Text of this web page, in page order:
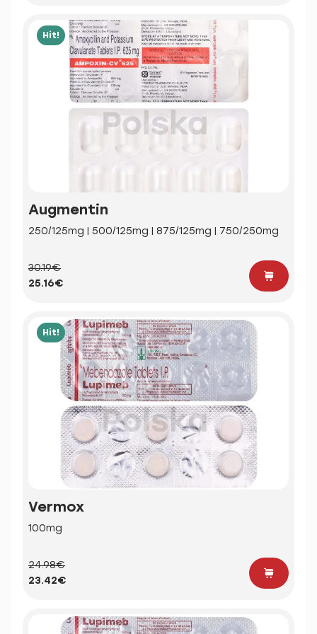
Hit!
Augmentin
250/125mg | 500/125mg | 875/125mg | 750/250mg
30.19€
25.16€
Hit!
Vermox
100mg
24.98€
23.42€